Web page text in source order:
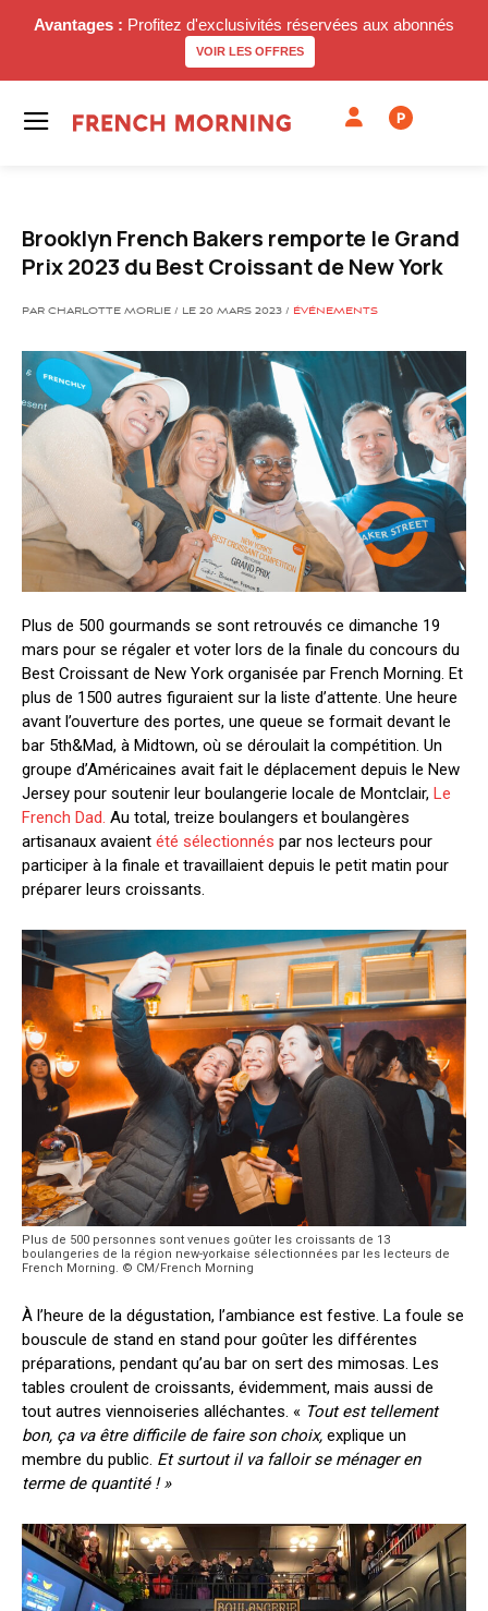
Avantages : Profitez d'exclusivités réservées aux abonnés
VOIR LES OFFRES
P
Brooklyn French Bakers remporte le Grand
Prix 2023 du Best Croissant de New York
PAR CHARLOTTE MORLIE / LE 20 MARS 2023 / ÉVÉNEMENTS
Plus de 500 gourmands se sont retrouvés ce dimanche 19
mars pour se régaler et voter lors de la finale du concours du
Best Croissant de New York organisée par French Morning. Et
plus de 1500 autres figuraient sur la liste d’attente. Une heure
avant l’ouverture des portes, une queue se formait devant le
bar 5th&Mad, à Midtown, où se déroulait la compétition. Un
groupe d’Américaines avait fait le déplacement depuis le New
Jersey pour soutenir leur boulangerie locale de Montclair, Le
French Dad. Au total, treize boulangers et boulangères
artisanaux avaient été sélectionnés par nos lecteurs pour
participer à la finale et travaillaient depuis le petit matin pour
préparer leurs croissants.
Plus de 500 personnes sont venues goûter les croissants de 13
boulangeries de la région new-yorkaise sélectionnées par les lecteurs de
French Morning. © CM/French Morning
À l’heure de la dégustation, l’ambiance est festive. La foule se
bouscule de stand en stand pour goûter les différentes
préparations, pendant qu’au bar on sert des mimosas. Les
tables croulent de croissants, évidemment, mais aussi de
tout autres viennoiseries alléchantes. « Tout est tellement
bon, ça va être difficile de faire son choix, explique un
membre du public. Et surtout il va falloir se ménager en
terme de quantité ! »